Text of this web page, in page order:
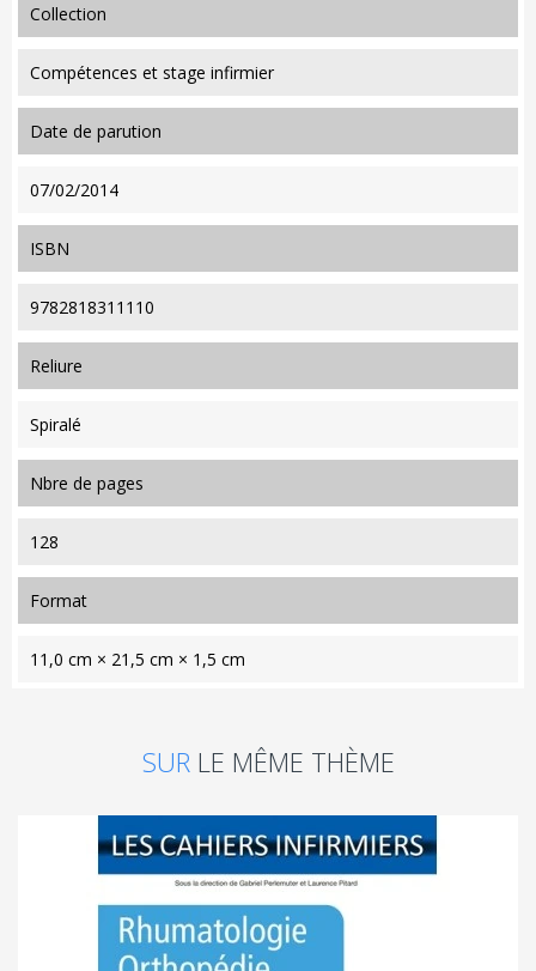
collection
Compétences et stage infirmier
date de parution
07/02/2014
ISBN
9782818311110
reliure
Spiralé
nbre de pages
128
format
11,0 cm × 21,5 cm × 1,5 cm
SUR LE MÊME THÈME